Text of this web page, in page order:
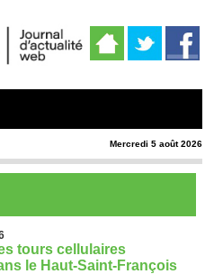
Mercredi 5 août 2026
tours cellulaires
le Haut-Saint-François